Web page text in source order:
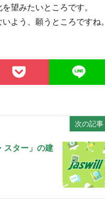
望みたいところです。
よう、願うところですね。
次の記事
スター」の建